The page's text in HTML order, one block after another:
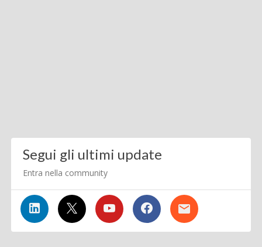
Segui gli ultimi update
Entra nella community